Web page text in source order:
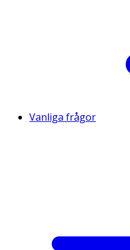
Vanliga frågor